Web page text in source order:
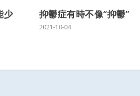
少 抑鬱症有時不像“抑鬱”
2021-10-04